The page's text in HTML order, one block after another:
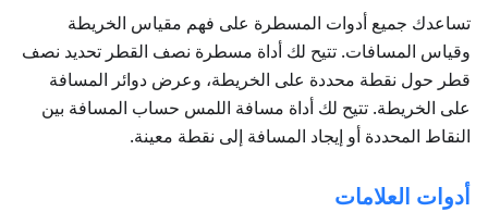
تساعدك جميع أدوات المسطرة على فهم مقياس الخريطة
وقياس المسافات. تتيح لك أداة مسطرة نصف القطر تحديد نصف
قطر حول نقطة محددة على الخريطة، وعرض دوائر المسافة
على الخريطة. تتيح لك أداة مسافة اللمس حساب المسافة بين
النقاط المحددة أو إيجاد المسافة إلى نقطة معينة.
أدوات العلامات